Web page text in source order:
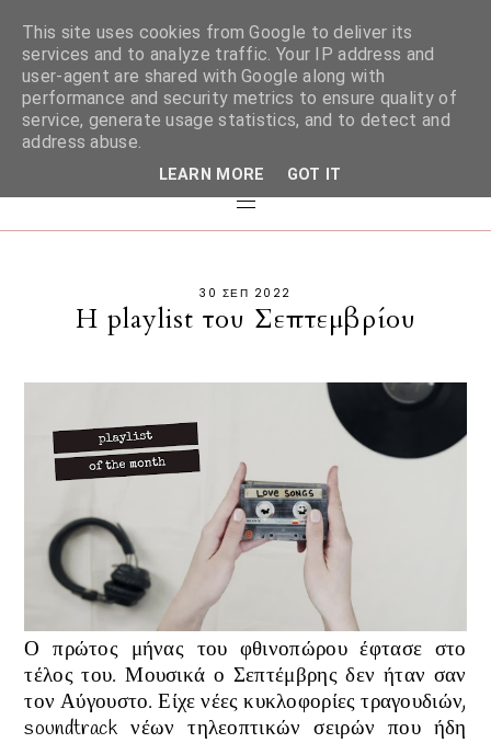
30 ΣΕΠ 2022
Η playlist του Σεπτεμβρίου
Ο πρώτος μήνας του φθινοπώρου έφτασε στο
τέλος του. Μουσικά ο Σεπτέμβρης δεν ήταν σαν
τον Αύγουστο. Είχε νέες κυκλοφορίες τραγουδιών,
soundtrack νέων τηλεοπτικών σειρών που ήδη
This site uses cookies from Google to deliver its
services and to analyze traffic. Your IP address and
user-agent are shared with Google along with
performance and security metrics to ensure quality of
service, generate usage statistics, and to detect and
address abuse.
LEARN MORE GOT IT